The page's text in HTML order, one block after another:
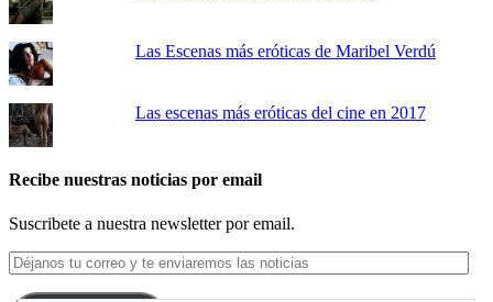
Las Escenas más eróticas de Maribel Verdú
Las escenas más eróticas del cine en 2017
Recibe nuestras noticias por email
Suscribete a nuestra newsletter por email.
Déjanos
tu